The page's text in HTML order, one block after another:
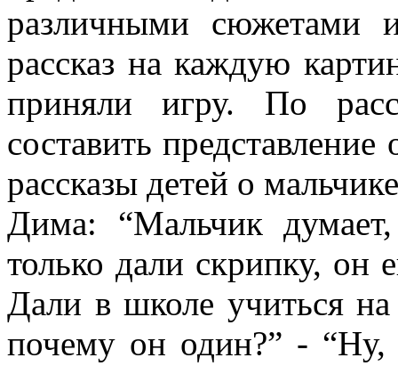
различными сюжетами
рассказ на каждую
приняли игру. По
составить
рассказы детей о
Дима: “Мальчик
только дали скрипку, он
Дали в школе учиться
почему он один?” - “Ну,